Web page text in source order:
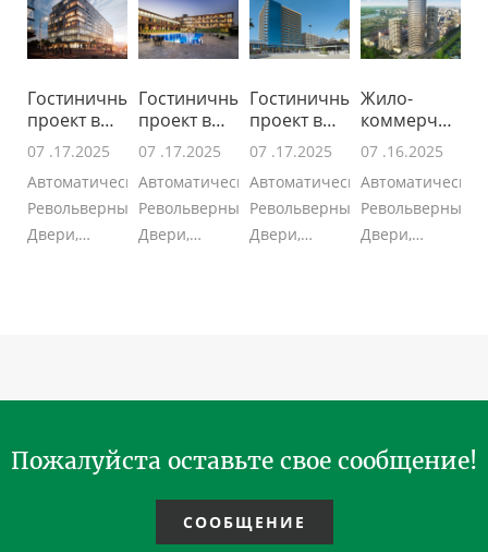
Гостиничный
проект в
Восточной
07 .17.2025
Автоматические
Револьверные
Двери,
Гостиничный
проект в
Западной
07 .17.2025
Автоматические
Револьверные
Двери,
Гостиничный
проект в
Южной Евр
07 .17.2025
Автоматические
Револьверные
Двери,
Жило-
коммерческий
комплекс в
В
07 .16.2025
Автоматические
Револьверные
Двери,
Пожалуйста оставьте свое сообщение!
СООБЩЕНИЕ